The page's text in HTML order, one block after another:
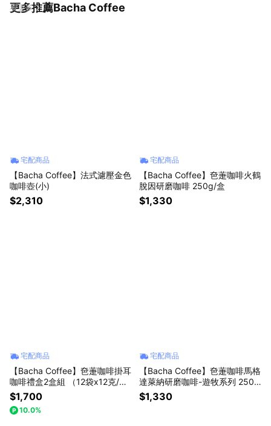
更多推薦Bacha Coffee
看更多
宅配商品
【Bacha Coffee】法式濾壓金色
咖啡壺(小)
$2,310
宅配商品
【Bacha Coffee】夿萐咖啡火鶴
脫因研磨咖啡 250g/盒
$1,330
宅配商品
【Bacha Coffee】夿萐咖啡掛耳
咖啡禮盒2盒組 （12袋x12克/盒)
(收禮者自選風味-有緞帶包裝)
$1,700
10.0%
宅配商品
【Bacha Coffee】夿萐咖啡馬格
達萊納研磨咖啡-遊牧系列 250
g/盒
$1,330